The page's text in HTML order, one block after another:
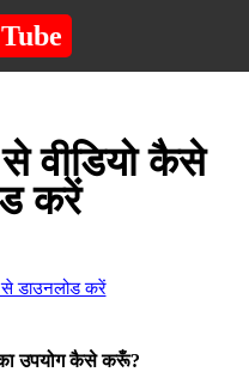
Tube
वीडियो कैसे
करें
डाउनलोड करें
उपयोग कैसे करूँ?